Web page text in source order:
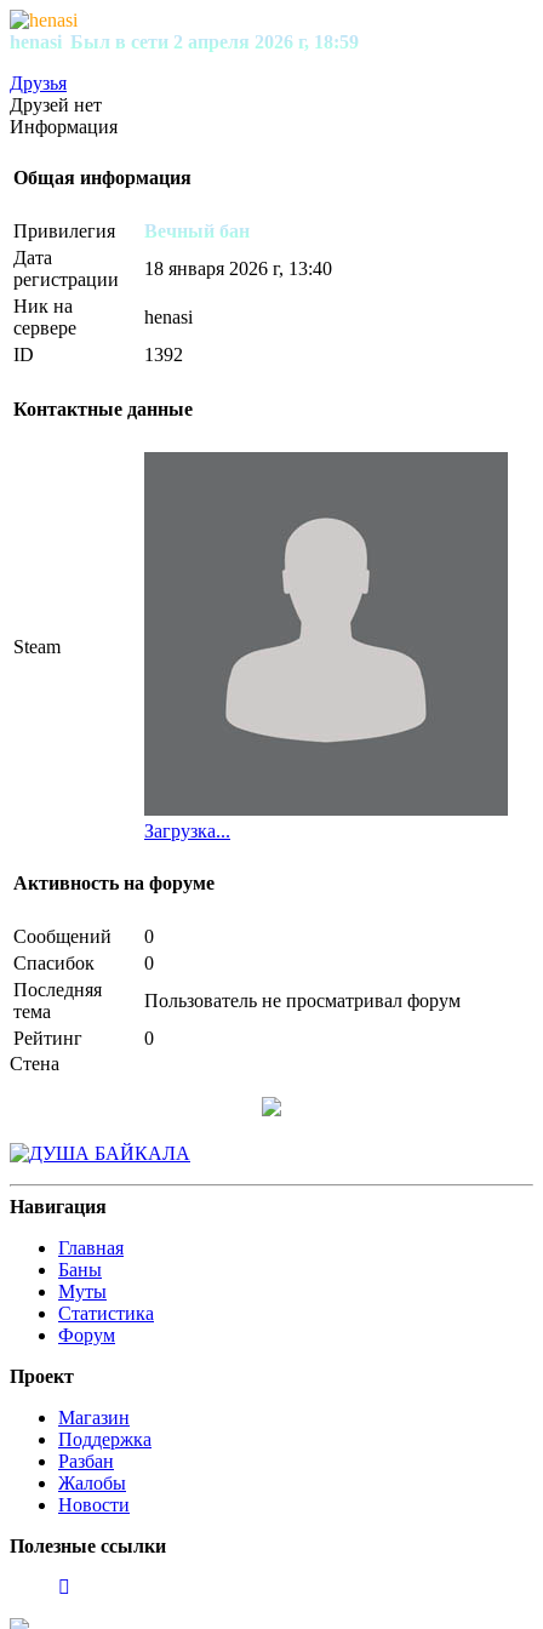
henasi Был в сети 2 апреля 2026 г, 18:59
Друзья
Друзей нет
Информация
Общая информация
Привилегия
Вечный бан
Дата
регистрации
18 января 2026 г, 13:40
Ник на
сервере
henasi
ID
1392
Контактные данные
Steam
Загрузка...
Активность на форуме
Сообщений
0
Спасибок
0
Последняя
тема
Пользователь не просматривал форум
Рейтинг
0
Стена
Навигация
Главная
Баны
Муты
Статистика
Форум
Проект
Магазин
Поддержка
Разбан
Жалобы
Новости
Полезные ссылки